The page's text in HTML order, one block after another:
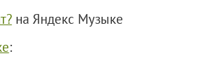
на Яндекс Музыке
: